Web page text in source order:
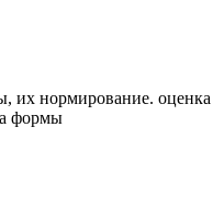
их нормирование. оценка
формы